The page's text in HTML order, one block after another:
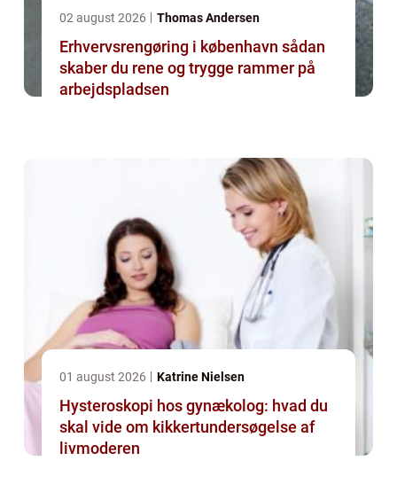
02 august 2026 Thomas Andersen
Erhvervsrengøring i københavn sådan
skaber du rene og trygge rammer på
arbejdspladsen
01 august 2026 Katrine Nielsen
Hysteroskopi hos gynækolog: hvad du
skal vide om kikkertundersøgelse af
livmoderen